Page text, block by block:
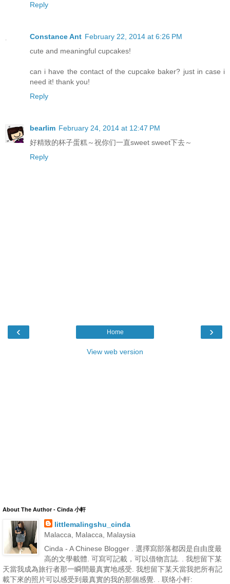
Reply
Constance Ant February 22, 2014 at 6:26 PM
cute and meaningful cupcakes!
can i have the contact of the cupcake baker? just in case i
need it! thank you!
Reply
bearlim February 24, 2014 at 12:47 PM
好精致的杯子蛋糕～祝你们一直sweet sweet下去～
Reply
‹ ›
Home
View web version
About The Author - Cinda 小軒
littlemalingshu_cinda
Malacca, Malacca, Malaysia
Cinda - A Chinese Blogger . 選擇寫部落都因是自由度最
高的文學載體. 可寫可記載，可以借物言誌. . 我想留下某
天當我成為旅行者那一瞬間最真實地感受. 我想留下某天當我把所有記
載下來的照片可以感受到最真實的我的那個感覺. . 联络小軒: